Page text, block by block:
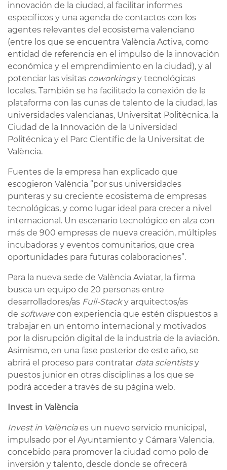
innovación de la ciudad, al facilitar informes
específicos y una agenda de contactos con los
agentes relevantes del ecosistema valenciano
(entre los que se encuentra València Activa, como
entidad de referencia en el impulso de la innovación
económica y el emprendimiento en la ciudad), y al
potenciar las visitas coworkingsy tecnológicas
locales. También se ha facilitado la conexión de la
plataforma con las cunas de talento de la ciudad, las
universidades valencianas, Universitat Politècnica, la
Ciudad de la Innovación de la Universidad
Politécnica y el Parc Científic de la Universitat de
València.
Fuentes de la empresa han explicado que
escogieron València “por sus universidades
punteras y su creciente ecosistema de empresas
tecnológicas, y como lugar ideal para crecer a nivel
internacional. Un escenario tecnológico en alza con
más de 900 empresas de nueva creación, múltiples
incubadoras y eventos comunitarios, que crea
oportunidades para futuras colaboraciones”.
Para la nueva sede de València Aviatar, la firma
busca un equipo de 20 personas entre
desarrolladores/as Full-Stacky arquitectos/as
de software con experiencia que estén dispuestos a
trabajar en un entorno internacional y motivados
por la disrupción digital de la industria de la aviación.
Asimismo, en una fase posterior de este año, se
abrirá el proceso para contratar data scientistsy
puestos junior en otras disciplinas a los que se
podrá acceder a través de su página web.
Invest in València
Invest in Valènciaes un nuevo servicio municipal,
impulsado por el Ayuntamiento y Cámara Valencia,
concebido para promover la ciudad como polo de
inversión y talento, desde donde se ofrecerá